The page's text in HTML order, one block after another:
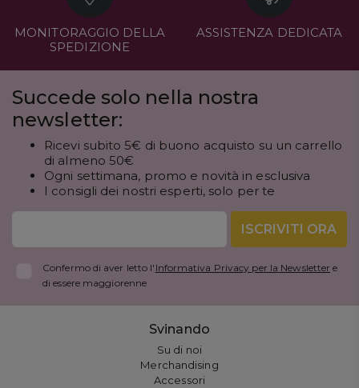
MONITORAGGIO DELLA
SPEDIZIONE
ASSISTENZA DEDICATA
Succede solo nella nostra
newsletter:
Ricevi subito 5€ di buono acquisto su un carrello
di almeno 50€
Ogni settimana, promo e novità in esclusiva
I consigli dei nostri esperti, solo per te
ISCRIVITI ORA
Confermo di aver letto l' Informativa Privacy per la Newsletter e
di essere maggiorenne
Svinando
Su di noi
Merchandising
Accessori